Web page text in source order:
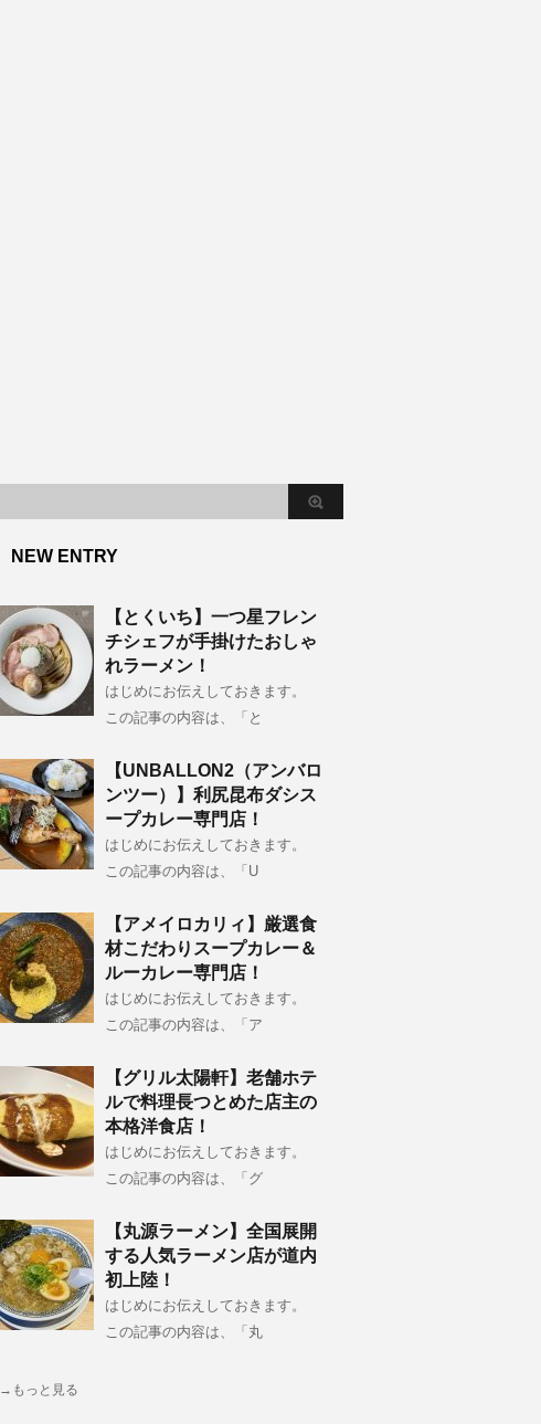
NEW ENTRY
【とくいち】一つ星フレン
チシェフが手掛けたおしゃ
れラーメン！
はじめにお伝えしておきます。
この記事の内容は、「と
【UNBALLON2（アンバロ
ンツー）】利尻昆布ダシス
ープカレー専門店！
はじめにお伝えしておきます。
この記事の内容は、「U
【アメイロカリィ】厳選食
材こだわりスープカレー＆
ルーカレー専門店！
はじめにお伝えしておきます。
この記事の内容は、「ア
【グリル太陽軒】老舗ホテ
ルで料理長つとめた店主の
本格洋食店！
はじめにお伝えしておきます。
この記事の内容は、「グ
【丸源ラーメン】全国展開
する人気ラーメン店が道内
初上陸！
はじめにお伝えしておきます。
この記事の内容は、「丸
→もっと見る